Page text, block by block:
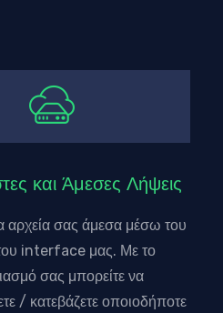
και Άμεσες Λήψεις
αρχεία σας άμεσα μέσω του
interface μας. Με το
σας μπορείτε να
/ κατεβάζετε οποιοδήποτε